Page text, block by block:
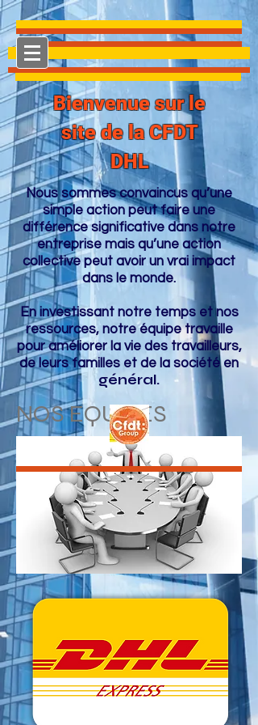
Bienvenue sur le
site de la CFDT
DHL
Nous sommes convaincus qu’une
simple action peut faire une
différence significative dans notre
entreprise mais qu’une action
collective peut avoir un vrai impact
dans le monde.
En investissant notre temps et nos
ressources, notre équipe travaille
pour améliorer la vie des travailleurs,
de leurs familles et de la société en
général.
NOS EQUIPES